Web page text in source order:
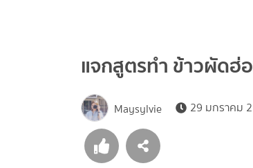
แจกสูตรทำ ข้าวผัดฮ่
Maysylvie 29 มกราคม